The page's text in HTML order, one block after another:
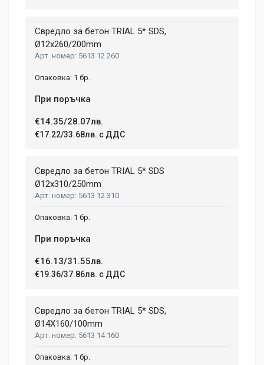
Свредло за бетон TRIAL 5* SDS,
Ø12х260/200mm
5613 12 260
1 бр.
При поръчка
€14.35/28.07лв.
€17.22/33.68лв. с ДДС
Свредло за бетон TRIAL 5* SDS
Ø12x310/250mm
5613 12 310
1 бр.
При поръчка
€16.13/31.55лв.
€19.36/37.86лв. с ДДС
Свредло за бетон TRIAL 5* SDS,
Ø14X160/100mm
5613 14 160
1 бр.